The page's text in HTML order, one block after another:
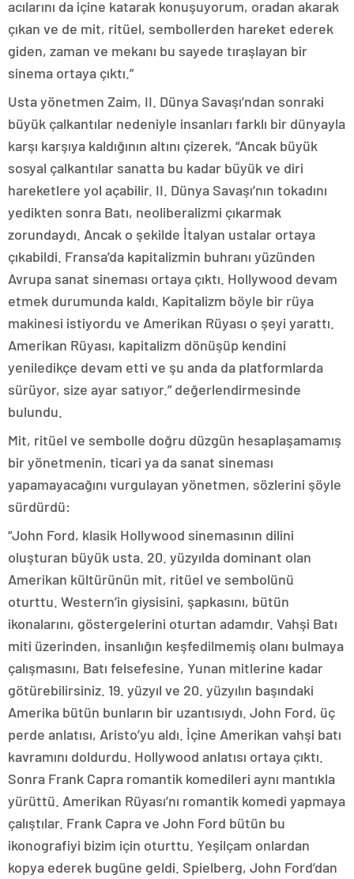
acılarını da içine katarak konuşuyorum, oradan akarak
çıkan ve de mit, ritüel, sembollerden hareket ederek
giden, zaman ve mekanı bu sayede tıraşlayan bir
sinema ortaya çıktı.”
Usta yönetmen Zaim, II. Dünya Savaşı’ndan sonraki
büyük çalkantılar nedeniyle insanları farklı bir dünyayla
karşı karşıya kaldığının altını çizerek, “Ancak büyük
sosyal çalkantılar sanatta bu kadar büyük ve diri
hareketlere yol açabilir. II. Dünya Savaşı’nın tokadını
yedikten sonra Batı, neoliberalizmi çıkarmak
zorundaydı. Ancak o şekilde İtalyan ustalar ortaya
çıkabildi. Fransa’da kapitalizmin buhranı yüzünden
Avrupa sanat sineması ortaya çıktı. Hollywood devam
etmek durumunda kaldı. Kapitalizm böyle bir rüya
makinesi istiyordu ve Amerikan Rüyası o şeyi yarattı.
Amerikan Rüyası, kapitalizm dönüşüp kendini
yeniledikçe devam etti ve şu anda da platformlarda
sürüyor, size ayar satıyor.” değerlendirmesinde
bulundu.
Mit, ritüel ve sembolle doğru düzgün hesaplaşamamış
bir yönetmenin, ticari ya da sanat sineması
yapamayacağını vurgulayan yönetmen, sözlerini şöyle
sürdürdü:
“John Ford, klasik Hollywood sinemasının dilini
oluşturan büyük usta. 20. yüzyılda dominant olan
Amerikan kültürünün mit, ritüel ve sembolünü
oturttu. Western’in giysisini, şapkasını, bütün
ikonalarını, göstergelerini oturtan adamdır. Vahşi Batı
miti üzerinden, insanlığın keşfedilmemiş olanı bulmaya
çalışmasını, Batı felsefesine, Yunan mitlerine kadar
götürebilirsiniz. 19. yüzyıl ve 20. yüzyılın başındaki
Amerika bütün bunların bir uzantısıydı. John Ford, üç
perde anlatısı, Aristo’yu aldı. İçine Amerikan vahşi batı
kavramını doldurdu. Hollywood anlatısı ortaya çıktı.
Sonra Frank Capra romantik komedileri aynı mantıkla
yürüttü. Amerikan Rüyası’nı romantik komedi yapmaya
çalıştılar. Frank Capra ve John Ford bütün bu
ikonografiyi bizim için oturttu. Yeşilçam onlardan
kopya ederek bugüne geldi. Spielberg, John Ford’dan